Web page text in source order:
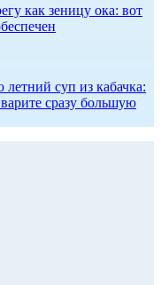
как зеницу ока: вот
суп из кабачка:
сразу большую